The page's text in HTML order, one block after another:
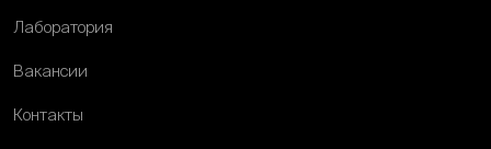
Лаборатория
Вакансии
Контакты